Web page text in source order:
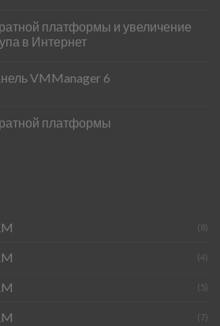
платформы и увеличение
в Интернет
VMManager 6
платформы
(8)
(4)
(5)
(7)